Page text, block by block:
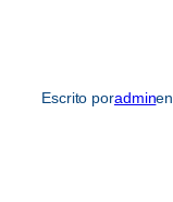
Escrito poradminen